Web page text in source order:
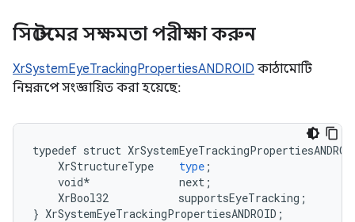
সিস্টেমের সক্ষমতা পরীক্ষা করুন
XrSystemEyeTrackingPropertiesANDROID কাঠামোটি
নিম্নরূপে সংজ্ঞায়িত করা হয়েছে:
typedef struct
XrStructureType
type ;
void* next ;
XrBool32
supportsEyeTracking ;
} XrSystemEyeTrackingPropertiesANDROID ;